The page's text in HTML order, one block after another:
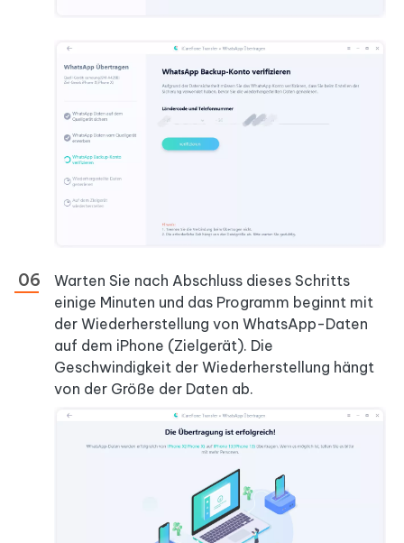
Warten Sie nach Abschluss dieses Schritts
einige Minuten und das Programm beginnt mit
der Wiederherstellung von WhatsApp-Daten
auf dem iPhone (Zielgerät). Die
Geschwindigkeit der Wiederherstellung hängt
von der Größe der Daten ab.